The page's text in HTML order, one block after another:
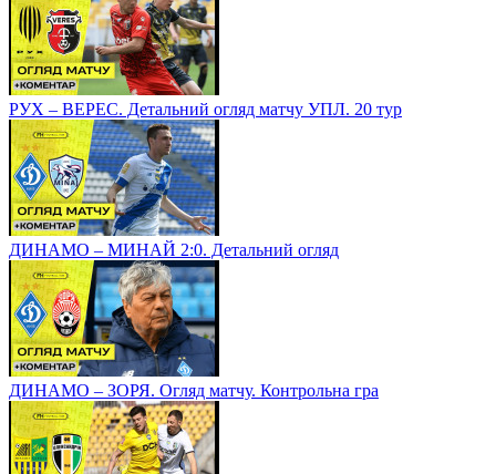
РУХ – ВЕРЕС. Детальний огляд матчу УПЛ. 20 тур
ДИНАМО – МИНАЙ 2:0. Детальний огляд
ДИНАМО – ЗОРЯ. Огляд матчу. Контрольна гра